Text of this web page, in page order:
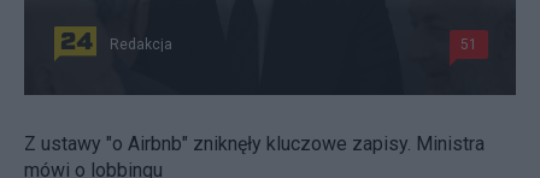
Redakcja 51
Z ustawy "o Airbnb" zniknęły kluczowe zapisy. Ministra
mówi o lobbingu